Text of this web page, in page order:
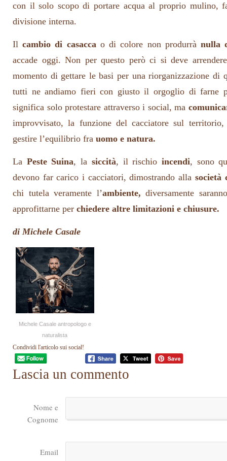
con il solo scopo di portare acqua al proprio mulino,
divisione interna.
Ilcambio di casaccao di colore non produrrànulla
accade oggi. Non per questo però ci si deve
momento di gettare le basi per una riorganizzazione di
tutti ne andiamo fieri con giusto il orgoglio di farne
significa solo protestare attraverso i social, ma
improvvisato, la funzione del cacciatore sul
gestire l’equilibrio fra uomo e natura.
La Peste Suina, la siccità, il rischio incendi, sono
devono far carico i cacciatori, dimostrando alla società
chi tutela veramente l’ambiente,diversamente
approfittarne per chiedere altre limitazioni e chiusure.
di Michele Casale
Michele Casale antropologo e
naturalista
Condividi l'articolo sui social!
Lascia un commento
Nome e
Cognome
Email